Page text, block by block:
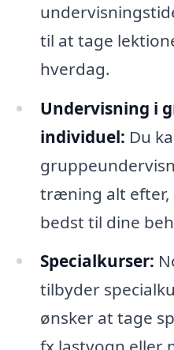
til at tage
hverdag.
Undervisning i
individuel: Du
træning alt efter,
bedst til dine
Specialkurser:
tilbyder
ønsker at tage